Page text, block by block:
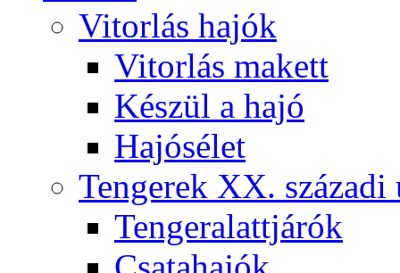
Vitorlás hajók
Vitorlás makett
Készül a hajó
Hajósélet
Tengerek XX. századi
Tengeralattjárók